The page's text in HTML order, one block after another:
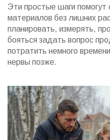
Эти простые шаги помогут
материалов без лишних
планировать, измерять,
бояться задать вопрос
потратить немного
нервы позже.